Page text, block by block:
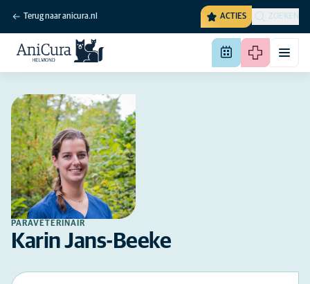
Terug naar anicura.nl ACTIES ZOEKEN
PARAVETERINAIR
Karin Jans-Beeke